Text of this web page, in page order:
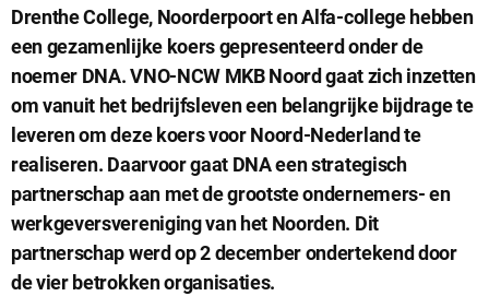
dialog
Noodzakelijke cookies
Noodzakelijke cookies zijn noodzakelijk om de website te laten
werken.
Drenthe College, Noorderpoort en Alfa-college hebben
een gezamenlijke koers gepresenteerd onder de
noemer DNA. VNO-NCW MKB Noord gaat zich inzetten
om vanuit het bedrijfsleven een belangrijke bijdrage te
leveren om deze koers voor Noord-Nederland te
realiseren. Daarvoor gaat DNA een strategisch
partnerschap aan met de grootste ondernemers- en
werkgeversvereniging van het Noorden. Dit
partnerschap werd op 2 december ondertekend door
de vier betrokken organisaties.